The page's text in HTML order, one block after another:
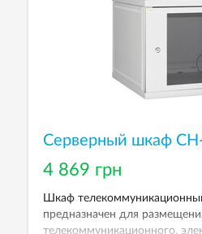
Серверный шкаф
4 869 грн
Шкаф
предназначен для
телекоммуникационного,